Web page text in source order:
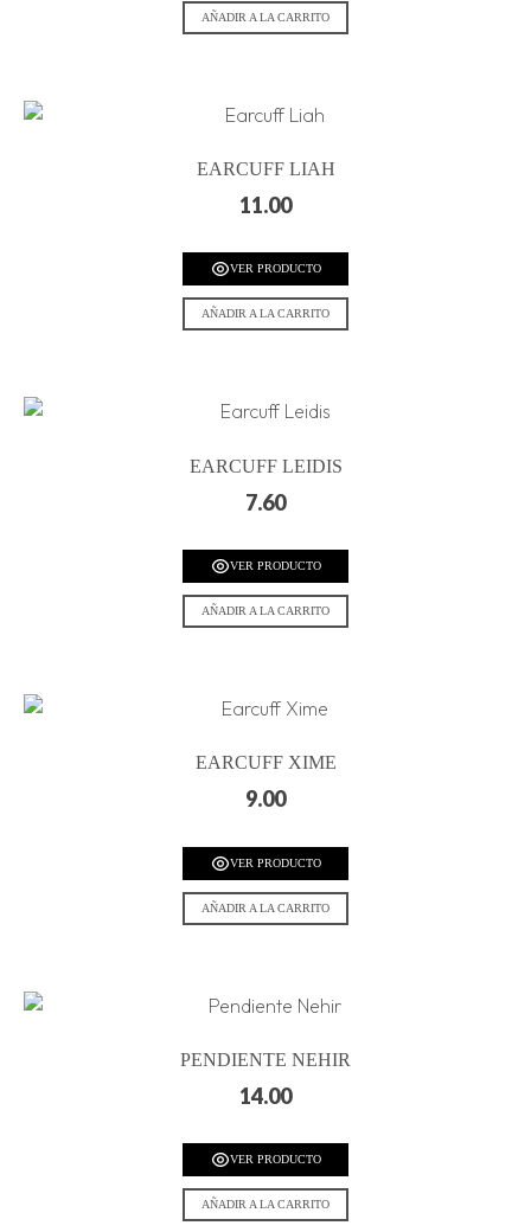
AÑADIR A LA CARRITO
EARCUFF LIAH
11.00
VER PRODUCTO
AÑADIR A LA CARRITO
EARCUFF LEIDIS
7.60
VER PRODUCTO
AÑADIR A LA CARRITO
EARCUFF XIME
9.00
VER PRODUCTO
AÑADIR A LA CARRITO
PENDIENTE NEHIR
14.00
VER PRODUCTO
AÑADIR A LA CARRITO